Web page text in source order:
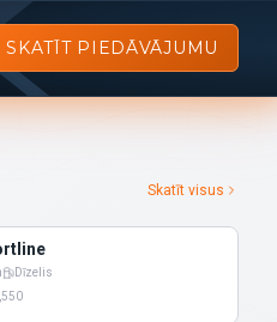
SKATĪT PIEDĀVĀJUMU
Skatīt visus
Dīzelis